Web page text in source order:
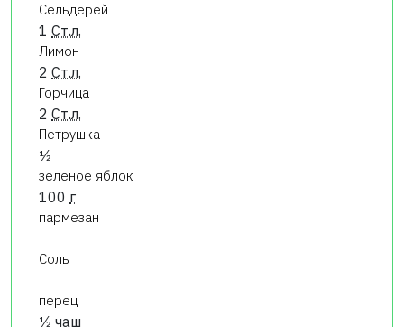
Сельдерей
1 Ст.л.
Лимон
2 Ст.л.
Горчица
2 Ст.л.
Петрушка
1⁄2
зеленое яблок
100 г
пармезан
Соль
перец
1⁄2 чаш